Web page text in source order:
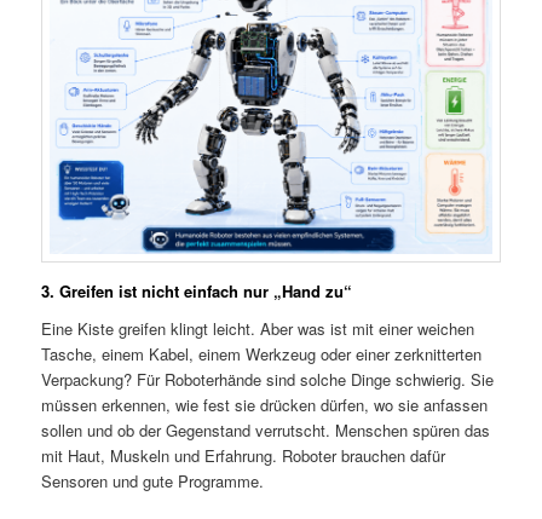
3. Greifen ist nicht einfach nur „Hand zu“
Eine Kiste greifen klingt leicht. Aber was ist mit einer weichen
Tasche, einem Kabel, einem Werkzeug oder einer zerknitterten
Verpackung? Für Roboterhände sind solche Dinge schwierig. Sie
müssen erkennen, wie fest sie drücken dürfen, wo sie anfassen
sollen und ob der Gegenstand verrutscht. Menschen spüren das
mit Haut, Muskeln und Erfahrung. Roboter brauchen dafür
Sensoren und gute Programme.